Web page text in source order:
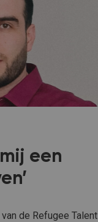
een
de Refugee Talent